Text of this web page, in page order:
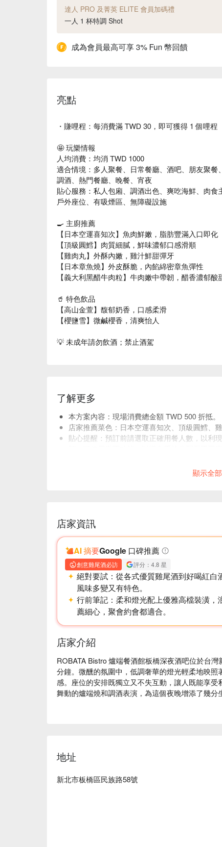
達人 PRO 及菁英 ELITE 會員加碼禮
一人 1 杯特調 Shot
成為會員最高可享 3% Fun 幣回饋
亮點
・賺哩程：每消費滿 TWD 30，即可獲得 1 個哩程
🤩 玩樂情報
人均消費：均消 TWD 1000
適合情境：多人聚餐、日常餐廳、酒吧、朋友聚餐
調酒、熱門餐廳、晚餐、宵夜
貼心服務：私人包廂、調酒出色、爽吃海鮮、肉食
戶外座位、有吸煙區、無障礙設施
🍳 主廚推薦
【日本空運喜知次】魚肉鮮嫩，脂肪豐滿入口即化
【頂級圓鱈】肉質細膩，鮮味濃郁口感滑順
【雞肉丸】外酥內嫩，雞汁鮮甜彈牙
【日本章魚燒】外皮酥脆，內餡綿密章魚彈性
【義大利黑醋牛肉粒】牛肉嫩中帶韌，醋香濃郁酸
🥤 特色飲品
【高山金萱】馥郁奶香，口感柔滑
【櫻鹽雪】微鹹櫻香，清爽怡人
💡 未成年請勿飲酒；禁止酒駕
了解更多
本方案內容：現場消費總金額 TWD 500 折抵。
店家推薦菜色：日本空運喜知次、頂級圓鱈、
貼心提醒：預訂前請選取正確用餐人數，以利
顯示全部
店家資訊
AI 摘要Google 口碑推薦
創意雞尾酒必訪 評分：4.8 星
絕對要試： 從各式優質雞尾酒到好喝紅白
風味多變又有特色。
行前筆記： 柔和燈光配上優雅高檔裝潢，
薦細心，聚會約會都適合。
店家介紹
ROBATA Bistro 爐端餐酒館板橋深夜酒吧位於台
分鐘。微醺的氛圍中，低調奢華的燈光輕柔地映
感。座位的安排既獨立又不失互動，讓人既能享
舞動的爐端燒和調酒表演，為這個夜晚增添了幾分
人均消費：均消 TWD 1000
調酒、熱門餐廳、晚餐、宵夜
地址
新北市板橋區民族路58號